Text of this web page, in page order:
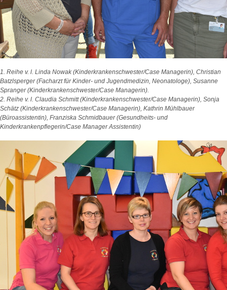
1. Reihe v. l. Linda Nowak (Kinderkrankenschwester/Case Managerin), Christian
Batzlsperger (Facharzt für Kinder- und Jugendmedizin, Neonatologe), Susanne
Spranger (Kinderkrankenschwester/Case Managerin).
2. Reihe v. l. Claudia Schmitt (Kinderkrankenschwester/Case Managerin), Sonja
Schätz (Kinderkrankenschwester/Case Managerin), Kathrin Mühlbauer
(Büroassistentin), Franziska Schmidbauer (Gesundheits- und
Kinderkrankenpflegerin/Case Manager Assistentin)